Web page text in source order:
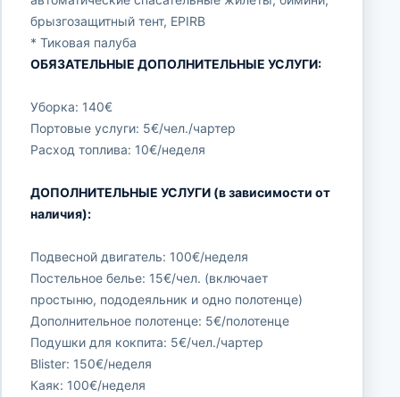
брызгозащитный тент, EPIRB
* Тиковая палуба
ОБЯЗАТЕЛЬНЫЕ ДОПОЛНИТЕЛЬНЫЕ УСЛУГИ:
Уборка: 140€
Портовые услуги: 5€/чел./чартер
Расход топлива: 10€/неделя
ДОПОЛНИТЕЛЬНЫЕ УСЛУГИ (в зависимости от
наличия):
Подвесной двигатель: 100€/неделя
Постельное белье: 15€/чел. (включает
простыню, пододеяльник и одно полотенце)
Дополнительное полотенце: 5€/полотенце
Подушки для кокпита: 5€/чел./чартер
Blister: 150€/неделя
Каяк: 100€/неделя